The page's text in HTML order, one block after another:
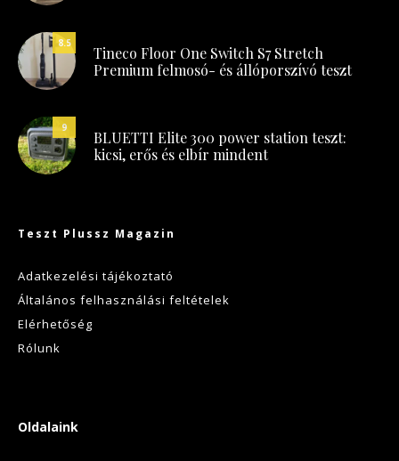
8.5
Tineco Floor One Switch S7 Stretch
Premium felmosó- és állóporszívó teszt
9
BLUETTI Elite 300 power station teszt:
kicsi, erős és elbír mindent
Teszt Plussz Magazin
Adatkezelési tájékoztató
Általános felhasználási feltételek
Elérhetőség
Rólunk
Oldalaink